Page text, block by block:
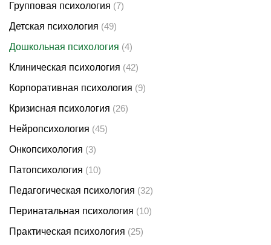
Групповая психология (7)
Детская психология (49)
Дошкольная психология (4)
Клиническая психология (42)
Корпоративная психология (9)
Кризисная психология (26)
Нейропсихология (45)
Онкопсихология (3)
Патопсихология (10)
Педагогическая психология (32)
Перинатальная психология (10)
Практическая психология (25)